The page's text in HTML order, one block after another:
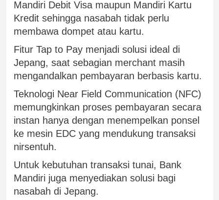
Mandiri Debit Visa maupun Mandiri Kartu
Kredit sehingga nasabah tidak perlu
membawa dompet atau kartu.
Fitur Tap to Pay menjadi solusi ideal di
Jepang, saat sebagian merchant masih
mengandalkan pembayaran berbasis kartu.
Teknologi Near Field Communication (NFC)
memungkinkan proses pembayaran secara
instan hanya dengan menempelkan ponsel
ke mesin EDC yang mendukung transaksi
nirsentuh.
Untuk kebutuhan transaksi tunai, Bank
Mandiri juga menyediakan solusi bagi
nasabah di Jepang.